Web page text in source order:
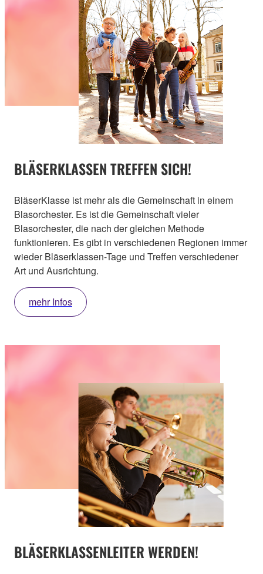
BLÄSERKLASSEN TREFFEN SICH!
BläserKlasse ist mehr als die Gemeinschaft in einem
Blasorchester. Es ist die Gemeinschaft vieler
Blasorchester, die nach der gleichen Methode
funktionieren. Es gibt in verschiedenen Regionen immer
wieder Bläserklassen-Tage und Treffen verschiedener
Art und Ausrichtung.
mehr Infos
BLÄSERKLASSENLEITER WERDEN!